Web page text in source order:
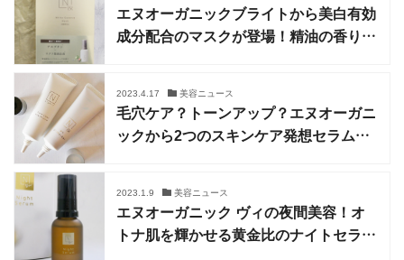
エヌオーガニックブライトから美白有効
成分配合のマスクが登場！精油の香りに
2023.4.17 美容ニュース
毛穴ケア？トーンアップ？エヌオーガニ
ックから2つのスキンケア発想セラムUV
2023.1.9 美容ニュース
エヌオーガニック ヴィの夜間美容！オ
トナ肌を輝かせる黄金比のナイトセラム